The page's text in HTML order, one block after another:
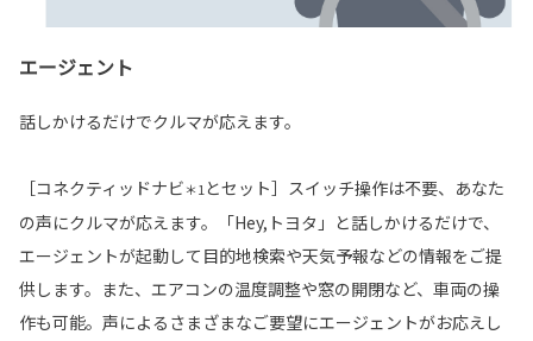
エージェント
話しかけるだけでクルマが応えます。
［コネクティッドナビ＊1 とセット］スイッチ操作は不要、あなた
の声にクルマが応えます。「Hey,トヨタ」と話しかけるだけで、
エージェントが起動して目的地検索や天気予報などの情報をご提
供します。また、エアコンの温度調整や窓の開閉など、車両の操
作も可能。声によるさまざまなご要望にエージェントがお応えし